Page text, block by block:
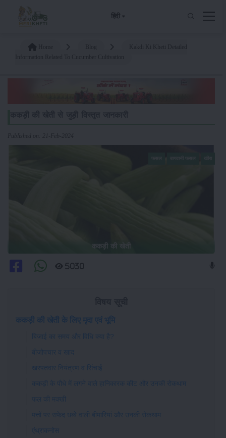
हिंदी
Published on: 21-Feb-2024
ककड़ी की खेती
5030
ककड़ी की खेती के लिए मृदा एवं भूमि
बिजाई का समय और विधि क्या है?
बीजोपचार व खाद
खरपतवार नियंत्रण व सिंचाई
ककड़ी के पौधे में लगने वाले हानिकारक कीट और उनकी रोकथाम
फल की मक्खी
पत्तों पर सफेद धब्बे वाली बीमारियां और उनकी रोकथाम
एंथ्राकनोस